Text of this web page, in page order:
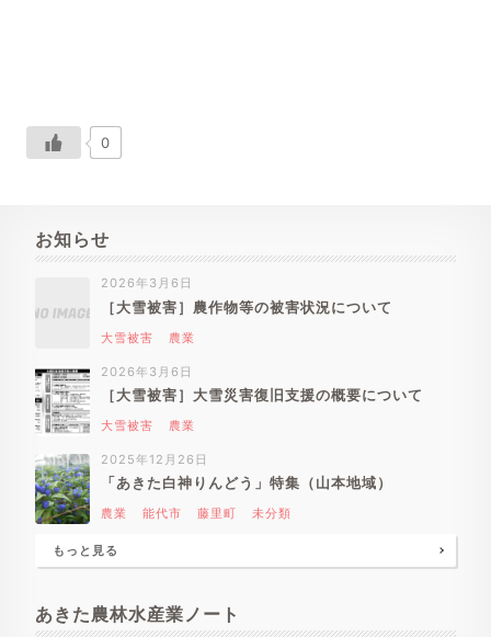
0
お知らせ
2026年3月6日
［大雪被害］農作物等の被害状況について
大雪被害 農業
2026年3月6日
［大雪被害］大雪災害復旧支援の概要について
大雪被害 農業
2025年12月26日
「あきた白神りんどう」特集（山本地域）
農業 能代市 藤里町 未分類
もっと見る
あきた農林水産業ノート